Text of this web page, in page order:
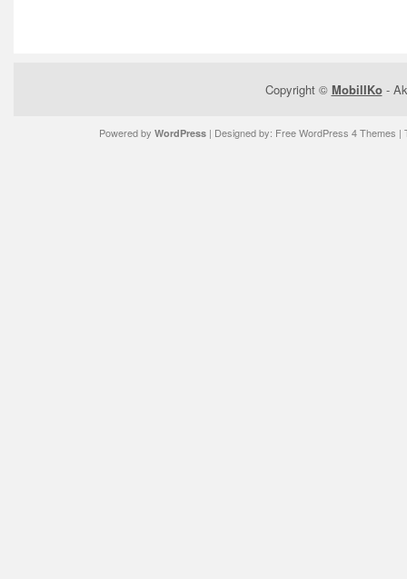
Copyright © MobilIKo-
Powered by WordPress| Designed by: Free WordPress 4 Themes |